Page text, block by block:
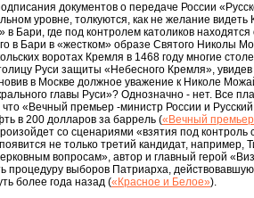
документов о передаче России
уровне, толкуются, как не желание
в Бари, где под контролем католиков
в Бари в «жестком» образе Святого Николы
воротах Кремля в 1468 году многие
Руси защиты «Небесного Кремля»,
в Москве должное уважение к Николе
главы Руси»? Однозначно - нет. Все
«Вечный премьер -министр России и
в 200 долларов за баррель («Вечный
со сценариями «взятия под контроль
не только третий кандидат,
вопросам», автор и главный герой
процедуру выборов Патриарха,
более года назад («Красное и Белое»).